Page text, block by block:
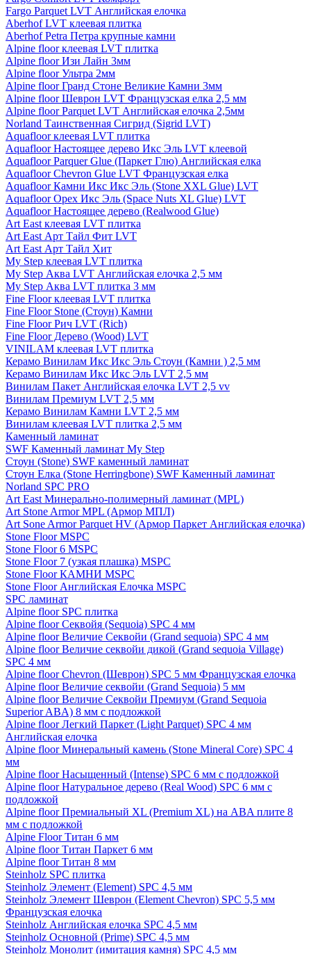
Fargo Parquet LVT Английская елочка
Aberhof LVT клеевая плитка
Aberhof Petra Петра крупные камни
Alpine floor клеевая LVT плитка
Alpine floor Изи Лайн 3мм
Alpine floor Ультра 2мм
Alpine floor Гранд Стоне Великие Камни 3мм
Alpine floor Шеврон LVT Французская елка 2,5 мм
Alpine floor Parquet LVT Английская елочка 2,5мм
Norland Таинственная Сигрид (Sigrid LVT)
Aquafloor клеевая LVT плитка
Aquafloor Настоящее дерево Икс Эль LVT клеевой
Aquafloor Parquer Glue (Паркет Глю) Английская елка
Aquafloor Chevron Glue LVT Французская елка
Aquafloor Камни Икс Икс Эль (Stone XXL Glue) LVT
Aquafloor Орех Икс Эль (Space Nuts XL Glue) LVT
Aquafloor Настоящее дерево (Realwood Glue)
Art East клеевая LVT плитка
Art East Арт Тайл Фит LVT
Art East Арт Тайл Хит
My Step клеевая LVT плитка
My Step Аква LVT Английская елочка 2,5 мм
My Step Аква LVT плитка 3 мм
Fine Floor клеевая LVT плитка
Fine Floor Stone (Стоун) Камни
Fine Floor Рич LVT (Rich)
Fine Floor Дерево (Wood) LVT
VINILAM клеевая LVT плитка
Керамо Винилам Икс Икс Эль Стоун (Камни ) 2,5 мм
Керамо Винилам Икс Икс Эль LVT 2,5 мм
Винилам Пакет Английская елочка LVT 2,5 vv
Винилам Премиум LVT 2,5 мм
Керамо Винилам Камни LVT 2,5 мм
Винилам клеевая LVT плитка 2,5 мм
Каменный ламинат
SWF Каменный ламинат My Step
Стоун (Stone) SWF каменный ламинат
Стоун Елка (Stone Herringbone) SWF Каменный ламинат
Norland SPC PRO
Art East Минерально-полимерный ламинат (MPL)
Art Stone Armor MPL (Армор МПЛ)
Art Sone Armor Parquet HV (Армор Паркет Английская елочка)
Stone Floor MSPC
Stone Floor 6 MSPC
Stone Floor 7 (узкая плашка) MSPC
Stone Floor КАМНИ MSPC
Stone Floor Английская Елочка MSPC
SPC ламинат
Alpine floor SPC плитка
Alpine floor Секвойя (Sequoia) SPC 4 мм
Alpine floor Величие Секвойи (Grand sequoia) SPC 4 мм
Alpine floor Величие секвойи дикой (Grand sequoia Village)
SPC 4 мм
Alpine floor Chevron (Шеврон) SPC 5 мм Французская елочка
Alpine floor Величие секвойи (Grand Sequoia) 5 мм
Alpine floor Величие Секвойи Премиум (Grand Sequoia
Superior ABA) 8 мм с подложкой
Alpine floor Легкий Паркет (Light Parquet) SPC 4 мм
Английская елочка
Alpine floor Минеральный камень (Stone Mineral Core) SPC 4
мм
Alpine floor Насыщенный (Intense) SPC 6 мм с подложкой
Alpine floor Натуральное дерево (Real Wood) SPC 6 мм с
подложкой
Alpine floor Премиальный XL (Premium XL) на ABA плите 8
мм с подложкой
Alpine Floor Титан 6 мм
Alpine floor Титан Паркет 6 мм
Alpine floor Титан 8 мм
Steinholz SPC плитка
Steinholz Элемент (Element) SPC 4,5 мм
Steinholz Элемент Шеврон (Element Chevron) SPC 5,5 мм
Французская елочка
Steinholz Английская елочка SPC 4,5 мм
Steinholz Основной (Prime) SPC 4,5 мм
Steinholz Монолит (имитация камня) SPC 4,5 мм